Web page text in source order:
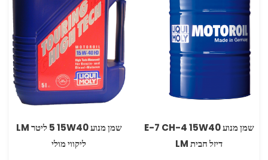
שמן מנוע 40‏15W ‏E-7 CH-4
דיזל חבית LM
שמן מנוע 15W40 ‏5 ליטר LM
ליקווי מולי